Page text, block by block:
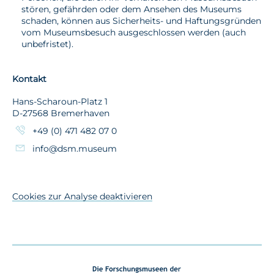
stören, gefährden oder dem Ansehen des Museums
schaden, können aus Sicherheits- und Haftungsgründen
vom Museumsbesuch ausgeschlossen werden (auch
unbefristet).
Kontakt
Hans-Scharoun-Platz 1
D-27568 Bremerhaven
+49 (0) 471 482 07 0
info@dsm.museum
Cookies zur Analyse deaktivieren